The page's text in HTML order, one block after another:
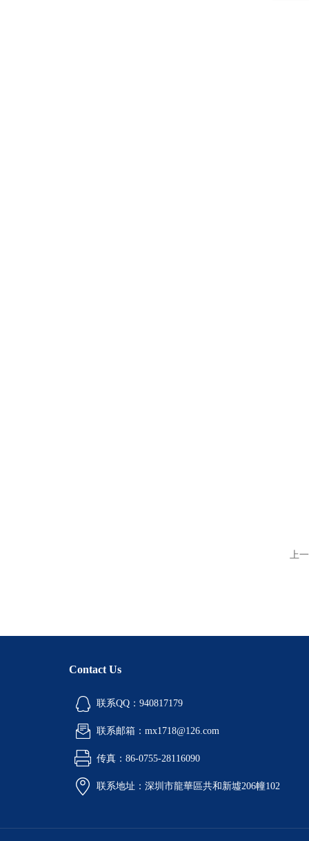
上
Contact Us
联系QQ：940817179
联系邮箱：mx1718@126.com
传真：86-0755-28116090
联系地址：深圳市龍華區共和新墟206幢102